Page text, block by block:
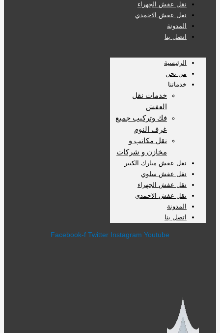
نقل عفش الجهراء
نقل عفش الاحمدي
المدونة
اتصل بنا
الرئيسية
من نحن
خدماتنا
خدمات نقل
العفش
فك وتركيب جميع
غرف النوم
نقل مكاتب و
مخازن و شركات
نقل عفش مبارك الكبير
نقل عفش سلوي
نقل عفش الجهراء
نقل عفش الاحمدي
المدونة
اتصل بنا
Facebook-f Twitter Instagram Youtube